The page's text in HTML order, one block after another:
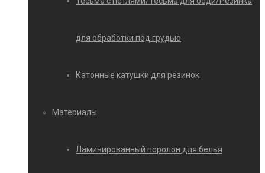
для обработки под грудью
Катонные катушки для резинок
Материалы
Ламинированный поролон для белья